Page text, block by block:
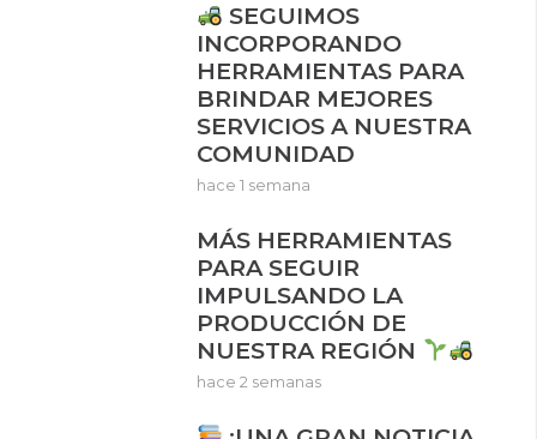
SEGUIMOS
INCORPORANDO
HERRAMIENTAS PARA
BRINDAR MEJORES
SERVICIOS A NUESTRA
COMUNIDAD
hace 1 semana
MÁS HERRAMIENTAS
PARA SEGUIR
IMPULSANDO LA
PRODUCCIÓN DE
NUESTRA REGIÓN
hace 2 semanas